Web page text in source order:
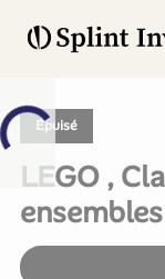
Épuisé
LEGO ,